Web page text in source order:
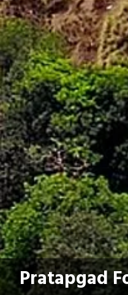
Pratapgad